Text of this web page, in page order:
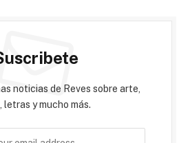
noticias de Reves sobre arte,
letras y mucho más.